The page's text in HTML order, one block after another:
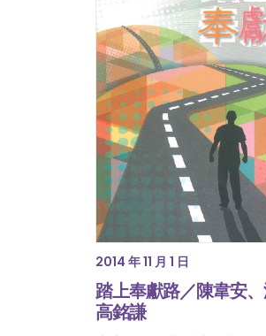
2014 年 11 月 1 日
踏上奉獻路／陳韋安、
高銘謙